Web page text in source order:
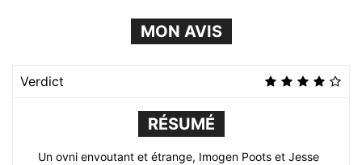
MON AVIS
Verdict
RÉSUMÉ
Un ovni envoutant et étrange, Imogen Poots et Jesse